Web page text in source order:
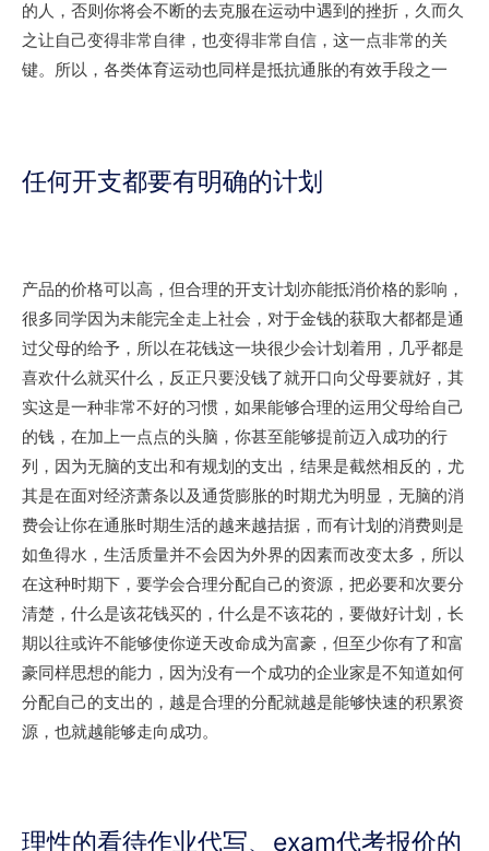
的人，否则你将会不断的去克服在运动中遇到的挫折，久而久
之让自己变得非常自律，也变得非常自信，这一点非常的关
键。所以，各类体育运动也同样是抵抗通胀的有效手段之一
任何开支都要有明确的计划
产品的价格可以高，但合理的开支计划亦能抵消价格的影响，
很多同学因为未能完全走上社会，对于金钱的获取大都都是通
过父母的给予，所以在花钱这一块很少会计划着用，几乎都是
喜欢什么就买什么，反正只要没钱了就开口向父母要就好，其
实这是一种非常不好的习惯，如果能够合理的运用父母给自己
的钱，在加上一点点的头脑，你甚至能够提前迈入成功的行
列，因为无脑的支出和有规划的支出，结果是截然相反的，尤
其是在面对经济萧条以及通货膨胀的时期尤为明显，无脑的消
费会让你在通胀时期生活的越来越拮据，而有计划的消费则是
如鱼得水，生活质量并不会因为外界的因素而改变太多，所以
在这种时期下，要学会合理分配自己的资源，把必要和次要分
清楚，什么是该花钱买的，什么是不该花的，要做好计划，长
期以往或许不能够使你逆天改命成为富豪，但至少你有了和富
豪同样思想的能力，因为没有一个成功的企业家是不知道如何
分配自己的支出的，越是合理的分配就越是能够快速的积累资
源，也就越能够走向成功。
理性的看待作业代写、exam代考报价的